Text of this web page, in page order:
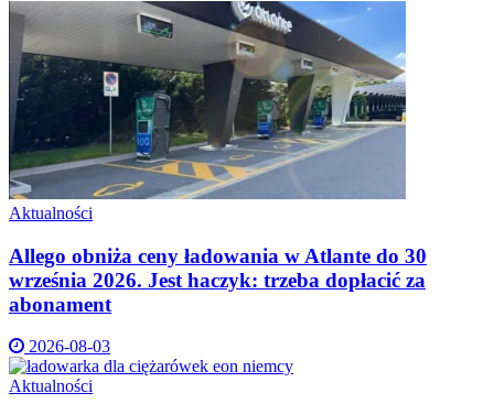
Aktualności
Allego obniża ceny ładowania w Atlante do 30
września 2026. Jest haczyk: trzeba dopłacić za
abonament
2026-08-03
Aktualności